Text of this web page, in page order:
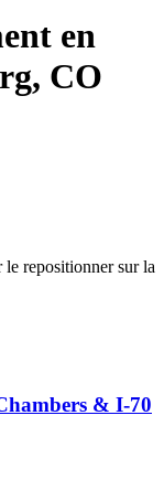
en
CO
repositionner sur la
& I-70